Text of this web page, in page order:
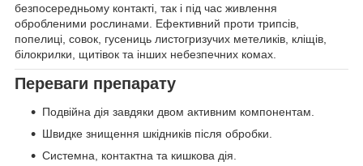
безпосередньому контакті, так і під час живлення
обробленими рослинами. Ефективний проти трипсів,
попелиці, совок, гусениць листогризучих метеликів, кліщів,
білокрилки, щитівок та інших небезпечних комах.
Переваги препарату
Подвійна дія завдяки двом активним компонентам.
Швидке знищення шкідників після обробки.
Системна, контактна та кишкова дія.